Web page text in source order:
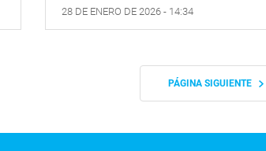
28 DE ENERO DE 2026 - 14:34
PÁGINA SIGUIENTE